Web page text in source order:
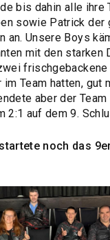
bis dahin alle ihre
sowie Patrick der
an. Unsere Boys
mit den starken
frischgebackene
im Team hatten, gut
aber der
2:1 auf dem 9.
noch das